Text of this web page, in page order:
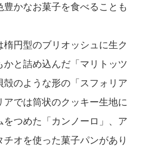
かなお菓子を食べることも
円型のブリオッシュに生ク
かと詰め込んだ「マリトッツ
殻のような形の「スフォリア
アでは筒状のクッキー生地に
をつめた「カンノーロ」、ア
オを使った菓子パンがあり